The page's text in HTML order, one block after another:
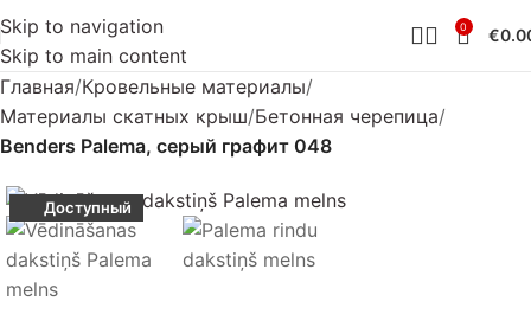
Skip to navigation
Skip to main content
0 €
Главная Кровельные материалы
Материалы скатных крыш Бетонная черепица
Benders Palema, серый графит 048
Доступный